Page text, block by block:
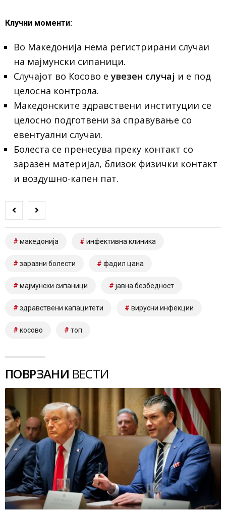
Клучни моменти:
Во Македонија нема регистрирани случаи
на мајмунски сипаници.
Случајот во Косово еувезен случај и е под
целосна контрола.
Македонските здравствени институции се
целосно подготвени за справување со
евентуални случаи.
Болеста се пренесува преку контакт со
заразен материјал, близок физички контакт
и воздушно-капен пат.
македонија инфективна клиника
заразни болести фадил цана
мајмунски сипаници јавна безбедност
здравствени капацитети вирусни инфекции
косово топ
ПОВРЗАНИ ВЕСТИ